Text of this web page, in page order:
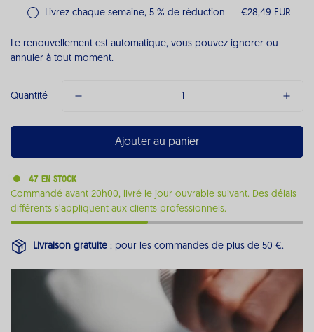
Livrez chaque semaine, 5 % de réduction
€28,49 EUR
Le renouvellement est automatique, vous pouvez ignorer ou
annuler à tout moment.
Quantité
Ajouter au panier
47 en stock
Commandé avant 20h00, livré le jour ouvrable suivant. Des délais
différents s’appliquent aux clients professionnels.
Livraison gratuite : pour les commandes de plus de 50 €.